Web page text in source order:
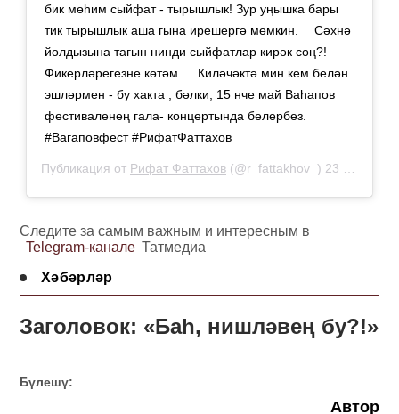
бик мөһим сыйфат - тырышлык! Зур уңышка бары
тик тырышлык аша гына ирешергә мөмкин. ⠀ Сәхнә
йолдызына тагын нинди сыйфатлар кирәк соң?! ⠀
Фикерләрегезне көтәм. ⠀ Киләчәктә мин кем белән
эшләрмен - бу хакта , бәлки, 15 нче май Ваһапов
фестиваленең гала- концертында белербез. ⠀
#Вагаповфест #РифатФаттахов
Публикация от Рифат Фаттахов (@r_fattakhov_) 23 Апр 2019 в 3:06 PDT
Следите за самым важным и интересным в
Telegram-канале Татмедиа
Хәбәрләр
Заголовок: «Баһ, нишләвең бу?!»
Бүлешү:
Автор